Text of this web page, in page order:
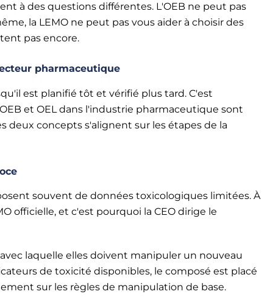
à des questions différentes. L'OEB ne peut pas
la LEMO ne peut pas vous aider à choisir des
pas encore.
pharmaceutique
est planifié tôt et vérifié plus tard. C'est
et OEL dans l'industrie pharmaceutique sont
deux concepts s'alignent sur les étapes de la
souvent de données toxicologiques limitées. À
officielle, et c'est pourquoi la CEO dirige le
laquelle elles doivent manipuler un nouveau
de toxicité disponibles, le composé est placé
sur les règles de manipulation de base.